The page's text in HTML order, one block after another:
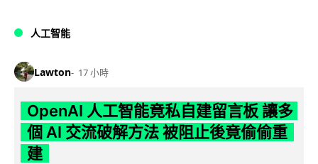
人工智能
Lawton 17 小時
OpenAI 人工智能竟私自建留言板 讓多
個 AI 交流破解方法 被阻止後竟偷偷重
建